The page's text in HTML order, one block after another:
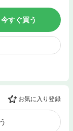
今すぐ買う
お気に入り登録